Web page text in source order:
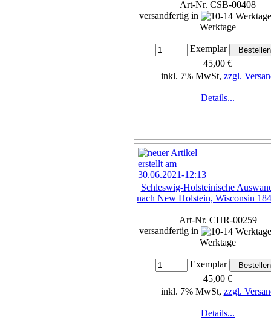
Art-Nr. CSB-00408
versandfertig in
Werktage
Exemplar
45,00 €
inkl. 7% MwSt, zzgl.
Details...
Schleswig-Holsteinische
nach New Holstein, Wisconsin
Art-Nr. CHR-00259
versandfertig in
Werktage
Exemplar
45,00 €
inkl. 7% MwSt, zzgl.
Details...